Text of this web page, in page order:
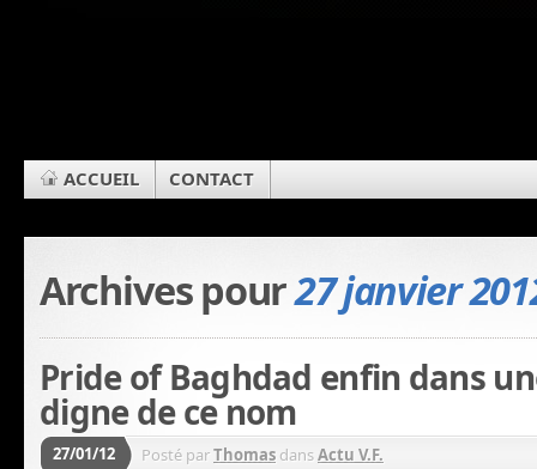
ACCUEIL CONTACT
Archives pour27 janvier
Pride of Baghdad enfin dans
digne de ce nom
27/01/12 Posté parThomas dansActu V.F.